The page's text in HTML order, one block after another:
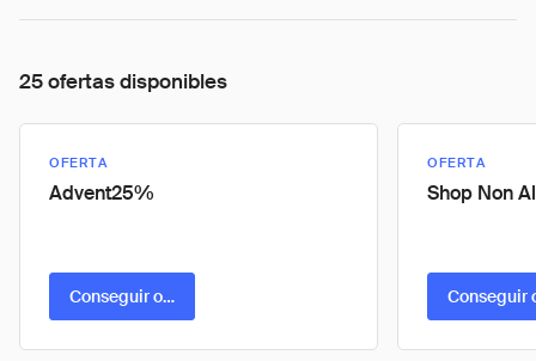
25 ofertas disponibles
OFERTA
Advent25%
Conseguir oferta
OFERTA
Shop Non
Conseguir